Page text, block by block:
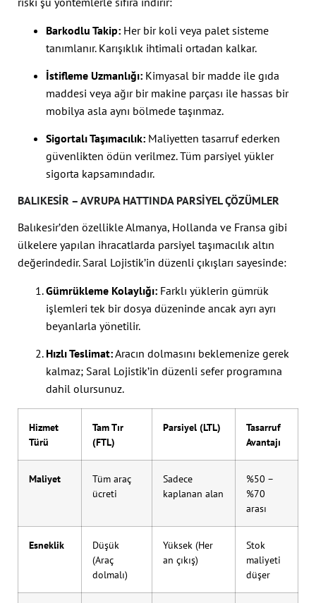
Barkodlu Takip: Her bir koli veya palet sisteme
tanımlanır. Karışıklık ihtimali ortadan kalkar.
İstifleme Uzmanlığı: Kimyasal bir madde ile gıda
maddesi veya ağır bir makine parçası ile hassas bir
mobilya asla aynı bölmede taşınmaz.
Sigortalı Taşımacılık: Maliyetten tasarruf ederken
güvenlikten ödün verilmez. Tüm parsiyel yükler
sigorta kapsamındadır.
BALIKESIR – AVRUPA HATTINDA PARSIYEL ÇÖZÜMLER
Balıkesir’den özellikle Almanya, Hollanda ve Fransa gibi
ülkelere yapılan ihracatlarda parsiyel taşımacılık altın
değerindedir. Saral Lojistik’in düzenli çıkışları sayesinde:
Gümrükleme Kolaylığı: Farklı yüklerin gümrük
işlemleri tek bir dosya düzeninde ancak ayrı ayrı
beyanlarla yönetilir.
Hızlı Teslimat:Aracın dolmasını beklemenize gerek
kalmaz; Saral Lojistik’in düzenli sefer programına
dahil olursunuz.
Hizmet
Türü
Tam Tır
(FTL)
Parsiyel (LTL)
Tasarruf
Avantajı
Maliyet
Tüm araç
ücreti
Sadece
kaplanan alan
%50 –
%70
arası
Esneklik
Düşük
(Araç
dolmalı)
Yüksek (Her
an çıkış)
Stok
maliyeti
düşer